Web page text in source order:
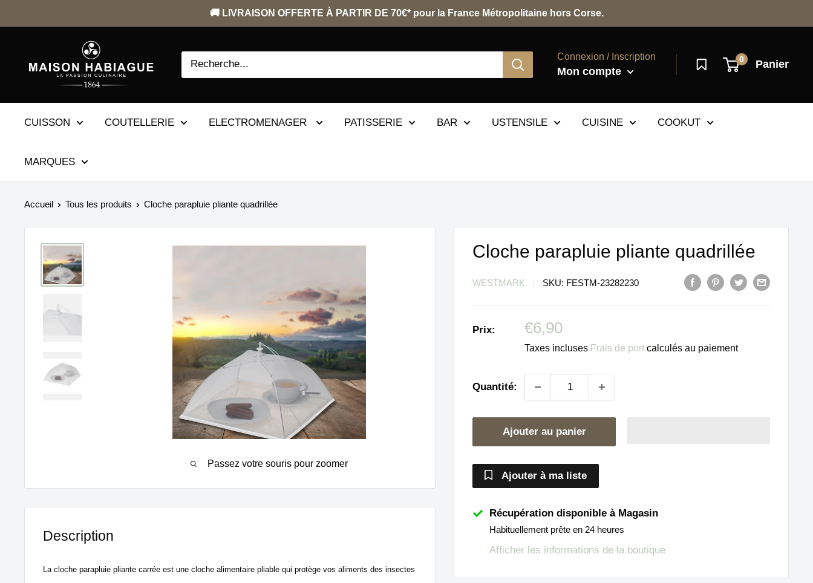
au
🚚 LIVRAISON OFFERTE À PARTIR DE 70€* pour la France Métropolitaine hors Corse.
Connexion / Inscription
Mon compte
0 Panier
CUISSON COUTELLERIE ELECTROMENAGER PATISSERIE BAR USTENSILE CUISINE COOKUT
MARQUES
Accueil Tous les produits Cloche parapluie pliante quadrillée
Passez votre souris pour zoomer
Cloche parapluie pliante quadrillée
WESTMARK SKU: FESTM-23282230
Prix:
Prix
réduit
€6,90
Taxes incluses Frais de port calculés au paiement
Quantité:
Ajouter au panier
Ajouter à ma liste
Récupération disponible à Magasin
Habituellement prête en 24 heures
Afficher les informations de la boutique
Description
La cloche parapluie pliante carrée est une cloche alimentaire pliable qui protège vos aliments des insectes